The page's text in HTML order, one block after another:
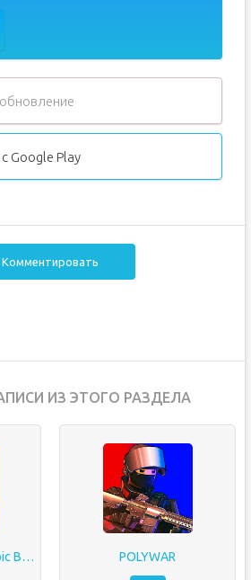
Google Play
Комментировать
ИЗ ЭТОГО РАЗДЕЛА
Donut Punks: Online Epic Brawl POLYWAR